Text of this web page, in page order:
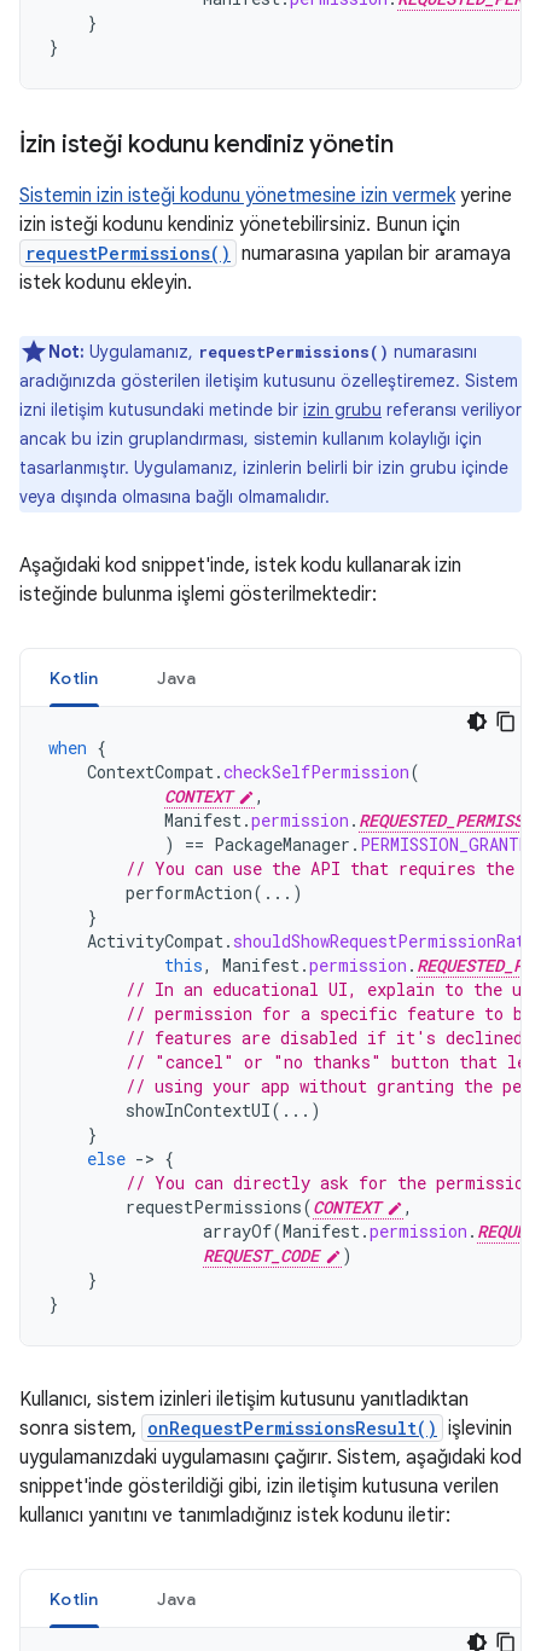
}
}
İzin isteği kodunu kendiniz yönetin
Sistemin izin isteği kodunu yönetmesine izin vermekyerine
izin isteği kodunu kendiniz yönetebilirsiniz. Bunun için
requestPermissions() numarasına yapılan bir aramaya
istek kodunu ekleyin.
Not: Uygulamanız, requestPermissions() numarasını
aradığınızda gösterilen iletişim kutusunu özelleştiremez. Sistem
izni iletişim kutusundaki metinde bir izin grubu referansı veriliyor
ancak bu izin gruplandırması, sistemin kullanım kolaylığı için
tasarlanmıştır. Uygulamanız, izinlerin belirli bir izin grubu içinde
veya dışında olmasına bağlı olmamalıdır.
Aşağıdaki kod snippet'inde, istek kodu kullanarak izin
isteğinde bulunma işlemi gösterilmektedir:
Kotlin Java
when {
ContextCompat.checkSelfPermission(
CONTEXT
,
Manifest.permission .
)
== PackageManager . PERMISSION_GRANTED
// You can use the API that requires the
performAction(...)
}
ActivityCompat.
this, Manifest.permission .
// In an educational UI, explain to the
// permission for a specific feature to
// features are disabled if it's
// "cancel" or "no thanks" button that
// using your app without granting the
showInContextUI(...)
}
else -> {
// You can directly ask for the
requestPermissions(CONTEXT
,
arrayOf(Manifest.permission .
REQUEST_CODE
)
}
}
Kullanıcı, sistem izinleri iletişim kutusunu yanıtladıktan
sonra sistem, onRequestPermissionsResult() işlevinin
uygulamanızdaki uygulamasını çağırır. Sistem, aşağıdaki kod
snippet'inde gösterildiği gibi, izin iletişim kutusuna verilen
kullanıcı yanıtını ve tanımladığınız istek kodunu iletir:
Kotlin Java